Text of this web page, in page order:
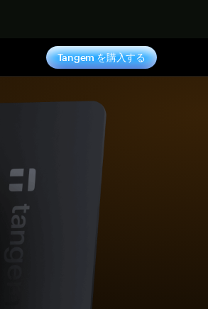
Tangem を購入する